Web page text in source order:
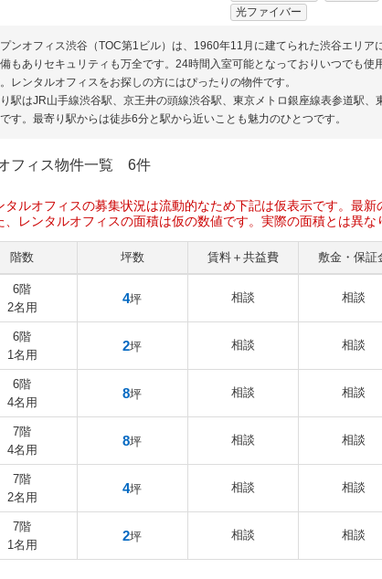
光ファイバー
ンオフィス渋谷（TOC第1ビル）は、1960年11月に建てられた渋谷エリ
もありセキュリティも万全です。24時間入室可能となっておりいつでも
レンタルオフィスをお探しの方にはぴったりの物件です。
駅はJR山手線渋谷駅、京王井の頭線渋谷駅、東京メトロ銀座線表参道駅
す。最寄り駅からは徒歩6分と駅から近いことも魅力のひとつです。
フィス物件一覧 6件
ルオフィスの募集状況は流動的なため下記は仮表示です。最新
レンタルオフィスの面積は仮の数値です。実際の面積とは異な
階数 坪数 賃料＋共益費 敷金・保証
6階
2名用
4坪 相談 相談
6階
1名用
2坪 相談 相談
6階
4名用
8坪 相談 相談
7階
4名用
8坪 相談 相談
7階
2名用
4坪 相談 相談
7階
1名用
2坪 相談 相談